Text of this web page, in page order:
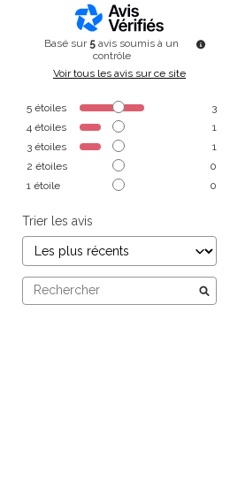
Basé sur 5 avis soumis à un
contrôle
Voir tous les avis sur ce site
5 étoiles
3
4 étoiles
1
3 étoiles
1
2 étoiles
0
1 étoile 0
Trier les avis